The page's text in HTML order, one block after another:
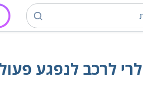
לרכב לנפגע